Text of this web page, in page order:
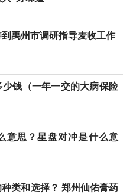
禹州市调研指导麦收工作
少钱（一年一交的大病保险
意思？星盘对冲是什么意
类和选择？ 郑州仙佑膏药